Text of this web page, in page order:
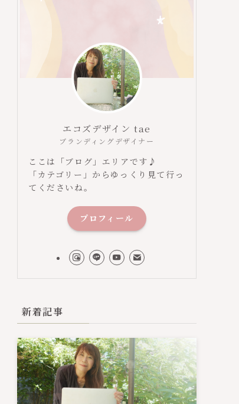
エコズデザイン tae
ブランディングデザイナー
ここは「ブログ」エリアです♪
「カテゴリー」からゆっくり見て行っ
てくださいね。
プロフィール
新着記事